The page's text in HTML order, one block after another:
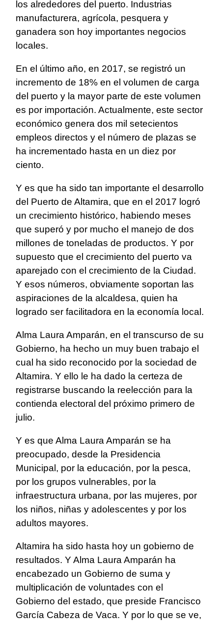
los alrededores del puerto. Industrias
manufacturera, agrícola, pesquera y
ganadera son hoy importantes negocios
locales.
En el último año, en 2017, se registró un
incremento de 18% en el volumen de carga
del puerto y la mayor parte de este volumen
es por importación. Actualmente, este sector
económico genera dos mil setecientos
empleos directos y el número de plazas se
ha incrementado hasta en un diez por
ciento.
Y es que ha sido tan importante el desarrollo
del Puerto de Altamira, que en el 2017 logró
un crecimiento histórico, habiendo meses
que superó y por mucho el manejo de dos
millones de toneladas de productos. Y por
supuesto que el crecimiento del puerto va
aparejado con el crecimiento de la Ciudad.
Y esos números, obviamente soportan las
aspiraciones de la alcaldesa, quien ha
logrado ser facilitadora en la economía local.
Alma Laura Amparán, en el transcurso de su
Gobierno, ha hecho un muy buen trabajo el
cual ha sido reconocido por la sociedad de
Altamira. Y ello le ha dado la certeza de
registrarse buscando la reelección para la
contienda electoral del próximo primero de
julio.
Y es que Alma Laura Amparán se ha
preocupado, desde la Presidencia
Municipal, por la educación, por la pesca,
por los grupos vulnerables, por la
infraestructura urbana, por las mujeres, por
los niños, niñas y adolescentes y por los
adultos mayores.
Altamira ha sido hasta hoy un gobierno de
resultados. Y Alma Laura Amparán ha
encabezado un Gobierno de suma y
multiplicación de voluntades con el
Gobierno del estado, que preside Francisco
García Cabeza de Vaca. Y por lo que se ve,